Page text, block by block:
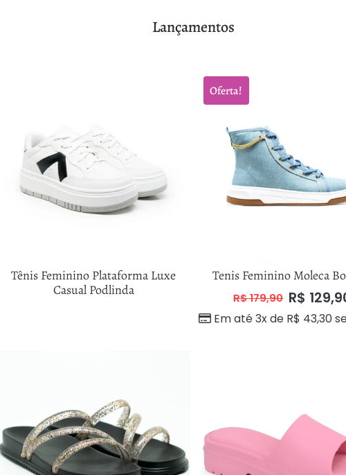
Lançamentos
Tênis Feminino Plataforma Luxe
Casual Podlinda
Oferta!
Tenis Feminino Moleca
R$179,90 R$
Em até 3x de R$ 43,30